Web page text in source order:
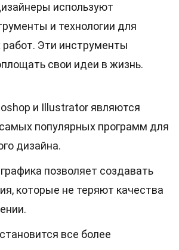
используют
и технологии для
работ. Эти инструменты
свои идеи в жизнь.
и Illustrator являются
популярных программ для
дизайна.
позволяет создавать
которые не теряют качества
все более